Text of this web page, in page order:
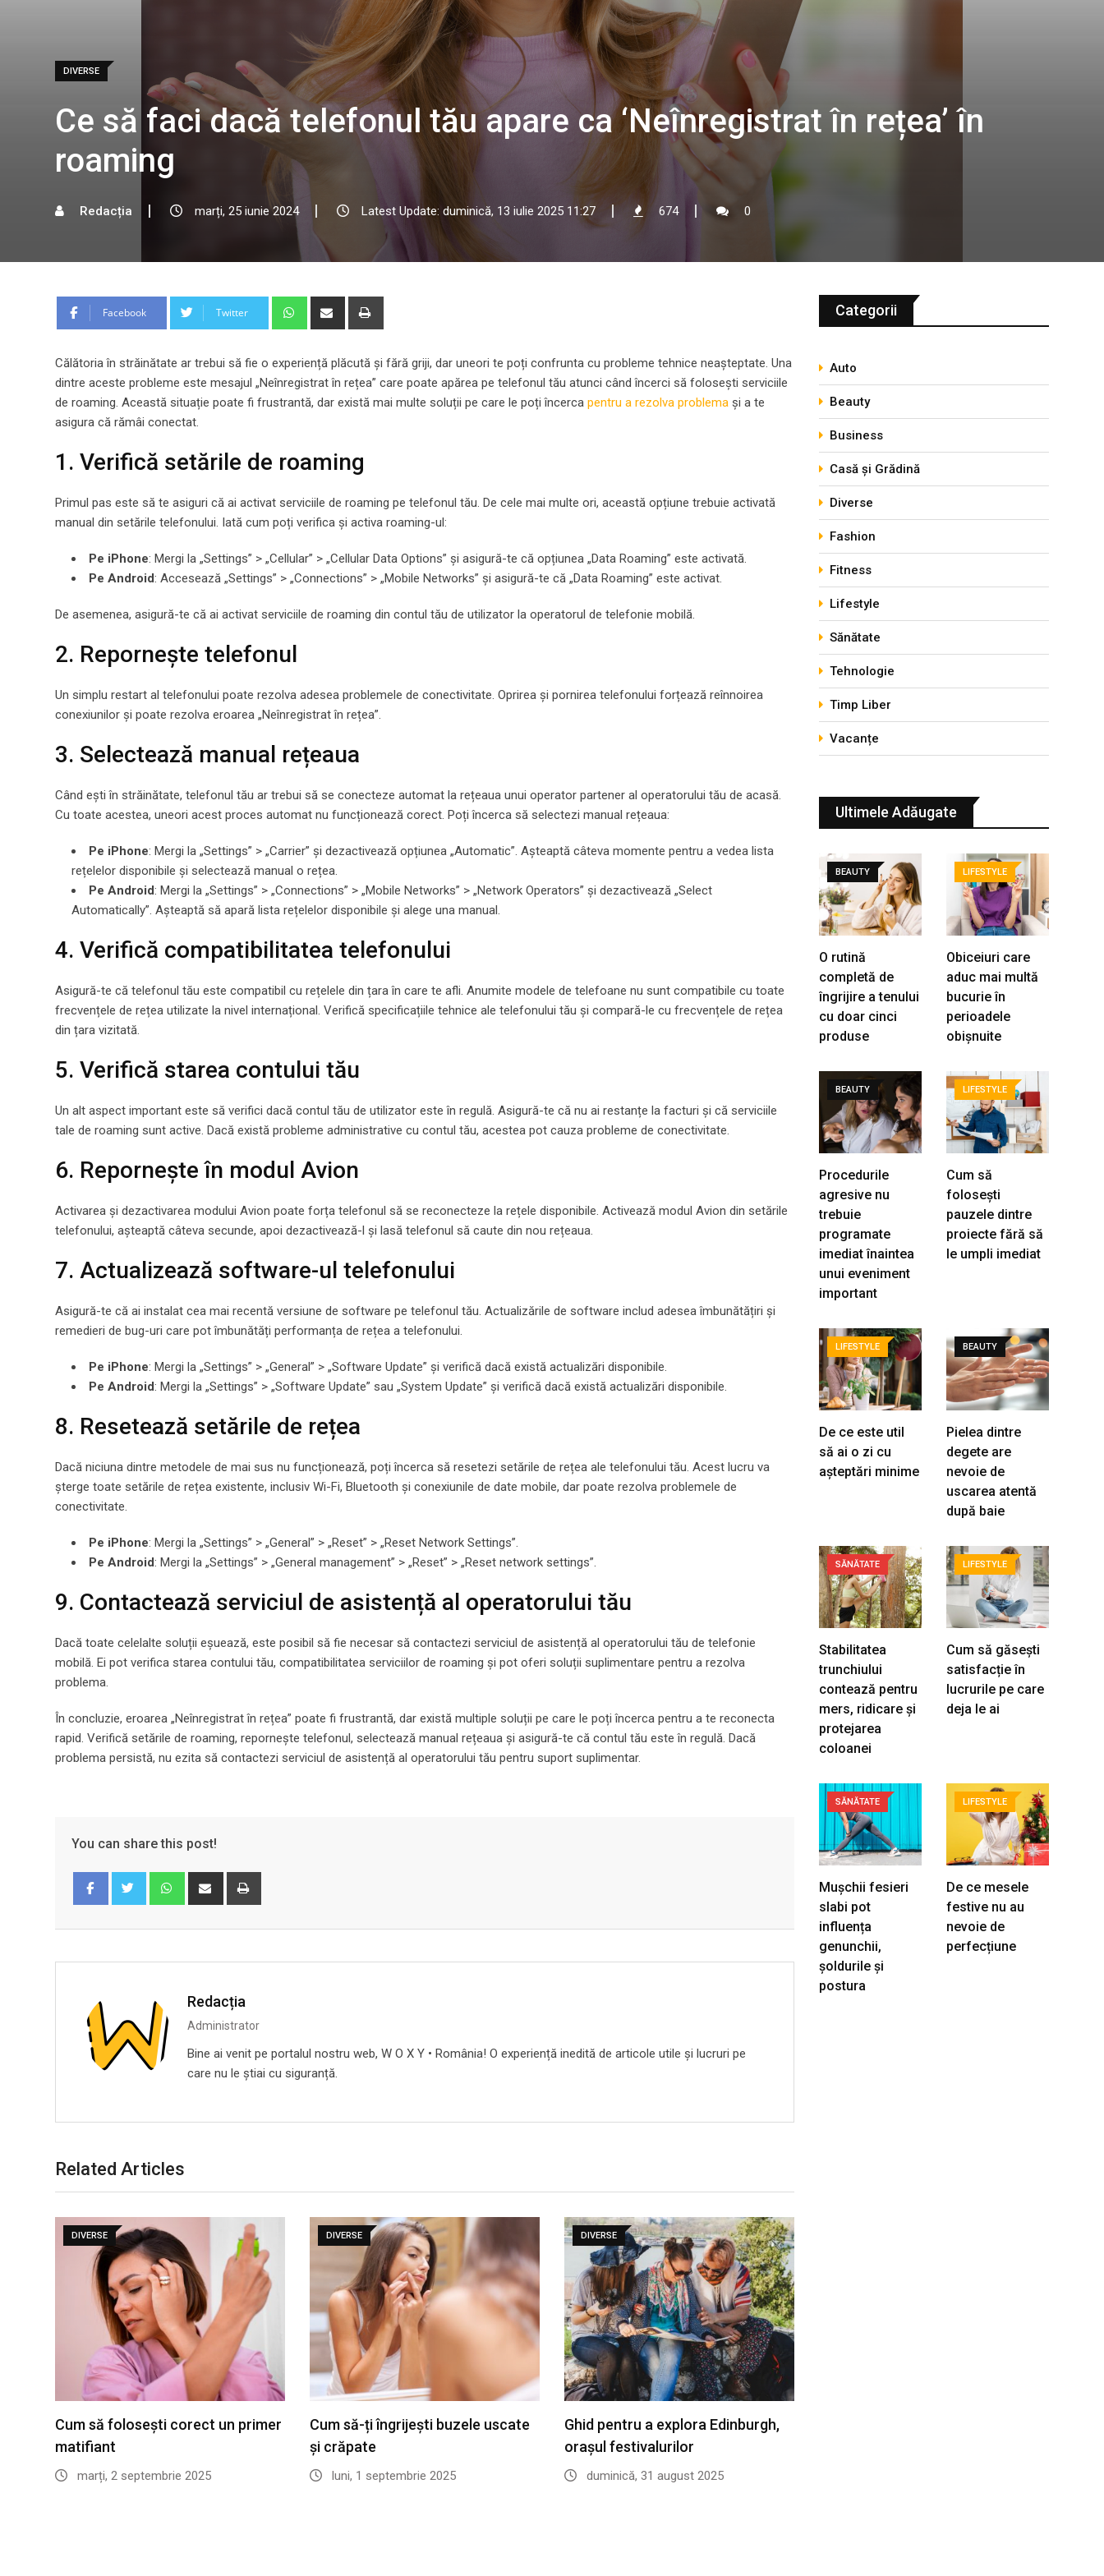
DIVERSE
Ce să faci dacă telefonul tău apare ca ‘Neînregistrat în rețea’ în
roaming
Redacția marți, 25 iunie 2024 Latest Update: duminică, 13 iulie 2025 11:27 674 0
Facebook Twitter WhatsappShare
Călătoria în străinătate ar trebui să fie o experiență plăcută și fără griji, dar uneori te poți confrunta cu probleme tehnice neașteptate. Una
dintre aceste probleme este mesajul „Neînregistrat în rețea” care poate apărea pe telefonul tău atunci când încerci să folosești serviciile
de roaming. Această situație poate fi frustrantă, dar există mai multe soluții pe care le poți încerca pentru a rezolva problema și a te
asigura că rămâi conectat.
1. Verifică setările de roaming
Primul pas este să te asiguri că ai activat serviciile de roaming pe telefonul tău. De cele mai multe ori, această opțiune trebuie activată
manual din setările telefonului. Iată cum poți verifica și activa roaming-ul:
Pe iPhone: Mergi la „Settings” > „Cellular” > „Cellular Data Options” și asigură-te că opțiunea „Data Roaming” este activată.
Pe Android: Accesează „Settings” > „Connections” > „Mobile Networks” și asigură-te că „Data Roaming” este activat.
De asemenea, asigură-te că ai activat serviciile de roaming din contul tău de utilizator la operatorul de telefonie mobilă.
2. Repornește telefonul
Un simplu restart al telefonului poate rezolva adesea problemele de conectivitate. Oprirea și pornirea telefonului forțează reînnoirea
conexiunilor și poate rezolva eroarea „Neînregistrat în rețea”.
3. Selectează manual rețeaua
Când ești în străinătate, telefonul tău ar trebui să se conecteze automat la rețeaua unui operator partener al operatorului tău de acasă.
Cu toate acestea, uneori acest proces automat nu funcționează corect. Poți încerca să selectezi manual rețeaua:
Pe iPhone: Mergi la „Settings” > „Carrier” și dezactivează opțiunea „Automatic”. Așteaptă câteva momente pentru a vedea lista
rețelelor disponibile și selectează manual o rețea.
Pe Android: Mergi la „Settings” > „Connections” > „Mobile Networks” > „Network Operators” și dezactivează „Select
Automatically”. Așteaptă să apară lista rețelelor disponibile și alege una manual.
4. Verifică compatibilitatea telefonului
Asigură-te că telefonul tău este compatibil cu rețelele din țara în care te afli. Anumite modele de telefoane nu sunt compatibile cu toate
frecvențele de rețea utilizate la nivel internațional. Verifică specificațiile tehnice ale telefonului tău și compară-le cu frecvențele de rețea
din țara vizitată.
5. Verifică starea contului tău
Un alt aspect important este să verifici dacă contul tău de utilizator este în regulă. Asigură-te că nu ai restanțe la facturi și că serviciile
tale de roaming sunt active. Dacă există probleme administrative cu contul tău, acestea pot cauza probleme de conectivitate.
6. Repornește în modul Avion
Activarea și dezactivarea modului Avion poate forța telefonul să se reconecteze la rețele disponibile. Activează modul Avion din setările
telefonului, așteaptă câteva secunde, apoi dezactivează-l și lasă telefonul să caute din nou rețeaua.
7. Actualizează software-ul telefonului
Asigură-te că ai instalat cea mai recentă versiune de software pe telefonul tău. Actualizările de software includ adesea îmbunătățiri și
remedieri de bug-uri care pot îmbunătăți performanța de rețea a telefonului.
Pe iPhone: Mergi la „Settings” > „General” > „Software Update” și verifică dacă există actualizări disponibile.
Pe Android: Mergi la „Settings” > „Software Update” sau „System Update” și verifică dacă există actualizări disponibile.
8. Resetează setările de rețea
Dacă niciuna dintre metodele de mai sus nu funcționează, poți încerca să resetezi setările de rețea ale telefonului tău. Acest lucru va
șterge toate setările de rețea existente, inclusiv Wi-Fi, Bluetooth și conexiunile de date mobile, dar poate rezolva problemele de
conectivitate.
Pe iPhone: Mergi la „Settings” > „General” > „Reset” > „Reset Network Settings”.
Pe Android: Mergi la „Settings” > „General management” > „Reset” > „Reset network settings”.
9. Contactează serviciul de asistență al operatorului tău
Dacă toate celelalte soluții eșuează, este posibil să fie necesar să contactezi serviciul de asistență al operatorului tău de telefonie
mobilă. Ei pot verifica starea contului tău, compatibilitatea serviciilor de roaming și pot oferi soluții suplimentare pentru a rezolva
problema.
În concluzie, eroarea „Neînregistrat în rețea” poate fi frustrantă, dar există multiple soluții pe care le poți încerca pentru a te reconecta
rapid. Verifică setările de roaming, repornește telefonul, selectează manual rețeaua și asigură-te că contul tău este în regulă. Dacă
problema persistă, nu ezita să contactezi serviciul de asistență al operatorului tău pentru suport suplimentar.
You can share this post!
WhatsappShare
Redacția
Administrator
Bine ai venit pe portalul nostru web, W O X Y • România! O experiență inedită de articole utile și lucruri pe
care nu le știai cu siguranță.
Related Articles
DIVERSE
Cum să folosești corect un primer
matifiant
marți, 2 septembrie 2025
DIVERSE
Cum să-ți îngrijești buzele uscate
și crăpate
luni, 1 septembrie 2025
DIVERSE
Ghid pentru a explora Edinburgh,
orașul festivalurilor
duminică, 31 august 2025
Categorii
Auto
Beauty
Business
Casă și Grădină
Diverse
Fashion
Fitness
Lifestyle
Sănătate
Tehnologie
Timp Liber
Vacanțe
Ultimele Adăugate
BEAUTY
O rutină
completă de
îngrijire a tenului
cu doar cinci
produse
LIFESTYLE
Obiceiuri care
aduc mai multă
bucurie în
perioadele
obișnuite
BEAUTY
Procedurile
agresive nu
trebuie
programate
imediat înaintea
unui eveniment
important
LIFESTYLE
Cum să
folosești
pauzele dintre
proiecte fără să
le umpli imediat
LIFESTYLE
De ce este util
să ai o zi cu
așteptări minime
BEAUTY
Pielea dintre
degete are
nevoie de
uscarea atentă
după baie
SĂNĂTATE
Stabilitatea
trunchiului
contează pentru
mers, ridicare și
protejarea
coloanei
LIFESTYLE
Cum să găsești
satisfacție în
lucrurile pe care
deja le ai
SĂNĂTATE
Mușchii fesieri
slabi pot
influența
genunchii,
șoldurile și
postura
LIFESTYLE
De ce mesele
festive nu au
nevoie de
perfecțiune